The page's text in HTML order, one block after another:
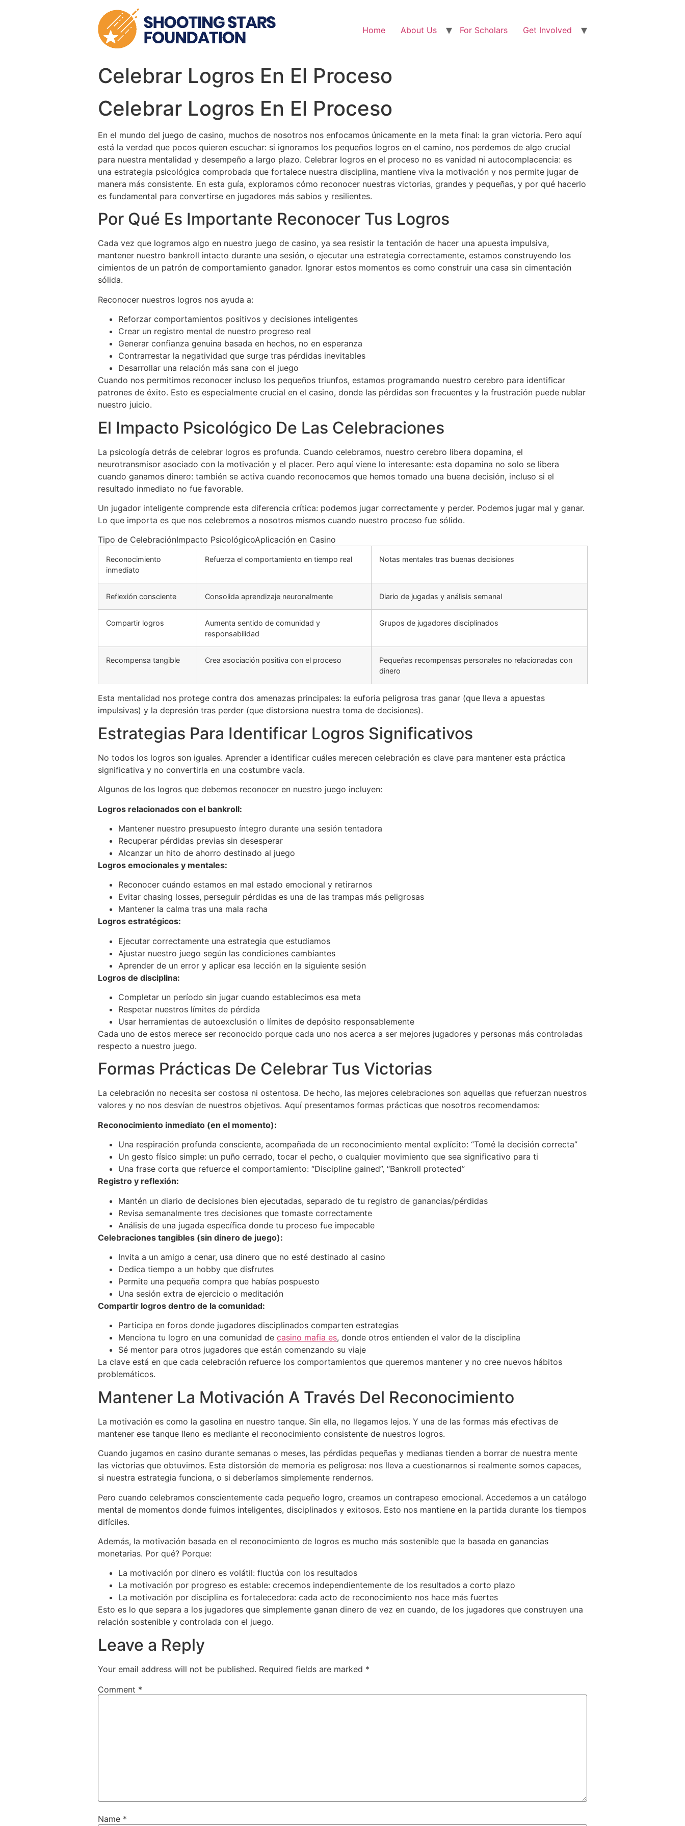
Home About Us For Scholars Get Involved
Celebrar Logros En El Proceso
Celebrar Logros En El Proceso
En el mundo del juego de casino, muchos de nosotros nos enfocamos únicamente en la meta final: la gran victoria. Pero aquí
está la verdad que pocos quieren escuchar: si ignoramos los pequeños logros en el camino, nos perdemos de algo crucial
para nuestra mentalidad y desempeño a largo plazo. Celebrar logros en el proceso no es vanidad ni autocomplacencia: es
una estrategia psicológica comprobada que fortalece nuestra disciplina, mantiene viva la motivación y nos permite jugar de
manera más consistente. En esta guía, exploramos cómo reconocer nuestras victorias, grandes y pequeñas, y por qué hacerlo
es fundamental para convertirse en jugadores más sabios y resilientes.
Por Qué Es Importante Reconocer Tus Logros
Cada vez que logramos algo en nuestro juego de casino, ya sea resistir la tentación de hacer una apuesta impulsiva,
mantener nuestro bankroll intacto durante una sesión, o ejecutar una estrategia correctamente, estamos construyendo los
cimientos de un patrón de comportamiento ganador. Ignorar estos momentos es como construir una casa sin cimentación
sólida.
Reconocer nuestros logros nos ayuda a:
Reforzar comportamientos positivos y decisiones inteligentes
Crear un registro mental de nuestro progreso real
Generar confianza genuina basada en hechos, no en esperanza
Contrarrestar la negatividad que surge tras pérdidas inevitables
Desarrollar una relación más sana con el juego
Cuando nos permitimos reconocer incluso los pequeños triunfos, estamos programando nuestro cerebro para identificar
patrones de éxito. Esto es especialmente crucial en el casino, donde las pérdidas son frecuentes y la frustración puede nublar
nuestro juicio.
El Impacto Psicológico De Las Celebraciones
La psicología detrás de celebrar logros es profunda. Cuando celebramos, nuestro cerebro libera dopamina, el
neurotransmisor asociado con la motivación y el placer. Pero aquí viene lo interesante: esta dopamina no solo se libera
cuando ganamos dinero: también se activa cuando reconocemos que hemos tomado una buena decisión, incluso si el
resultado inmediato no fue favorable.
Un jugador inteligente comprende esta diferencia crítica: podemos jugar correctamente y perder. Podemos jugar mal y ganar.
Lo que importa es que nos celebremos a nosotros mismos cuando nuestro proceso fue sólido.
Tipo de CelebraciónImpacto PsicológicoAplicación en Casino
Reconocimiento
inmediato
Refuerza el comportamiento en tiempo real Notas mentales tras buenas decisiones
Reflexión consciente Consolida aprendizaje neuronalmente Diario de jugadas y análisis semanal
Compartir logros
Aumenta sentido de comunidad y
responsabilidad
Grupos de jugadores disciplinados
Recompensa tangible Crea asociación positiva con el proceso
Pequeñas recompensas personales no relacionadas con
dinero
Esta mentalidad nos protege contra dos amenazas principales: la euforia peligrosa tras ganar (que lleva a apuestas
impulsivas) y la depresión tras perder (que distorsiona nuestra toma de decisiones).
Estrategias Para Identificar Logros Significativos
No todos los logros son iguales. Aprender a identificar cuáles merecen celebración es clave para mantener esta práctica
significativa y no convertirla en una costumbre vacía.
Algunos de los logros que debemos reconocer en nuestro juego incluyen:
Logros relacionados con el bankroll:
Mantener nuestro presupuesto íntegro durante una sesión tentadora
Recuperar pérdidas previas sin desesperar
Alcanzar un hito de ahorro destinado al juego
Logros emocionales y mentales:
Reconocer cuándo estamos en mal estado emocional y retirarnos
Evitar chasing losses, perseguir pérdidas es una de las trampas más peligrosas
Mantener la calma tras una mala racha
Logros estratégicos:
Ejecutar correctamente una estrategia que estudiamos
Ajustar nuestro juego según las condiciones cambiantes
Aprender de un error y aplicar esa lección en la siguiente sesión
Logros de disciplina:
Completar un período sin jugar cuando establecimos esa meta
Respetar nuestros límites de pérdida
Usar herramientas de autoexclusión o límites de depósito responsablemente
Cada uno de estos merece ser reconocido porque cada uno nos acerca a ser mejores jugadores y personas más controladas
respecto a nuestro juego.
Formas Prácticas De Celebrar Tus Victorias
La celebración no necesita ser costosa ni ostentosa. De hecho, las mejores celebraciones son aquellas que refuerzan nuestros
valores y no nos desvían de nuestros objetivos. Aquí presentamos formas prácticas que nosotros recomendamos:
Reconocimiento inmediato (en el momento):
Una respiración profunda consciente, acompañada de un reconocimiento mental explícito: “Tomé la decisión correcta”
Un gesto físico simple: un puño cerrado, tocar el pecho, o cualquier movimiento que sea significativo para ti
Una frase corta que refuerce el comportamiento: “Discipline gained”, “Bankroll protected”
Registro y reflexión:
Mantén un diario de decisiones bien ejecutadas, separado de tu registro de ganancias/pérdidas
Revisa semanalmente tres decisiones que tomaste correctamente
Análisis de una jugada específica donde tu proceso fue impecable
Celebraciones tangibles (sin dinero de juego):
Invita a un amigo a cenar, usa dinero que no esté destinado al casino
Dedica tiempo a un hobby que disfrutes
Permite una pequeña compra que habías pospuesto
Una sesión extra de ejercicio o meditación
Compartir logros dentro de la comunidad:
Participa en foros donde jugadores disciplinados comparten estrategias
Menciona tu logro en una comunidad de casino mafia es, donde otros entienden el valor de la disciplina
Sé mentor para otros jugadores que están comenzando su viaje
La clave está en que cada celebración refuerce los comportamientos que queremos mantener y no cree nuevos hábitos
problemáticos.
Mantener La Motivación A Través Del Reconocimiento
La motivación es como la gasolina en nuestro tanque. Sin ella, no llegamos lejos. Y una de las formas más efectivas de
mantener ese tanque lleno es mediante el reconocimiento consistente de nuestros logros.
Cuando jugamos en casino durante semanas o meses, las pérdidas pequeñas y medianas tienden a borrar de nuestra mente
las victorias que obtuvimos. Esta distorsión de memoria es peligrosa: nos lleva a cuestionarnos si realmente somos capaces,
si nuestra estrategia funciona, o si deberíamos simplemente rendernos.
Pero cuando celebramos conscientemente cada pequeño logro, creamos un contrapeso emocional. Accedemos a un catálogo
mental de momentos donde fuimos inteligentes, disciplinados y exitosos. Esto nos mantiene en la partida durante los tiempos
difíciles.
Además, la motivación basada en el reconocimiento de logros es mucho más sostenible que la basada en ganancias
monetarias. Por qué? Porque:
La motivación por dinero es volátil: fluctúa con los resultados
La motivación por progreso es estable: crecemos independientemente de los resultados a corto plazo
La motivación por disciplina es fortalecedora: cada acto de reconocimiento nos hace más fuertes
Esto es lo que separa a los jugadores que simplemente ganan dinero de vez en cuando, de los jugadores que construyen una
relación sostenible y controlada con el juego.
Leave a Reply
Your email address will not be published. Required fields are marked *
Comment *
Name *